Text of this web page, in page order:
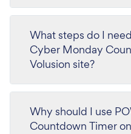
What steps do I
Cyber Monday
Volusion site?
Why should I use
Countdown Timer